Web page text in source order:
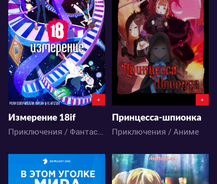
22861
7 20
+
Измерение 18if
Приключения / Фантастика / Аниме
15944
1 14
+
Принцесса-шпионка
Приключения / Аниме